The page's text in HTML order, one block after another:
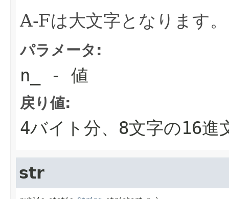
A-Fは大文字となります。
パラメータ:
n_ - 値
戻り値:
4バイト分、8文字の16進
str